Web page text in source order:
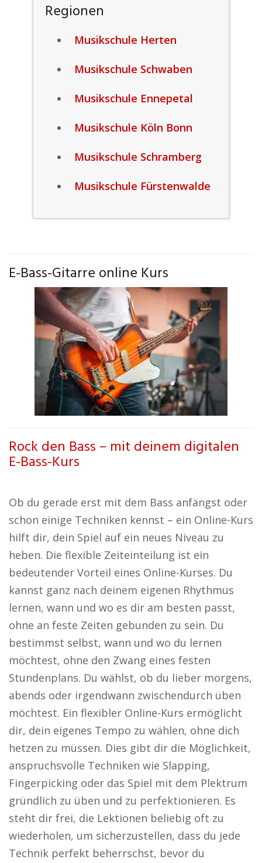
Regionen
Musikschule Herten
Musikschule Schwaben
Musikschule Ennepetal
Musikschule Köln Bonn
Musikschule Schramberg
Musikschule Fürstenwalde
E-Bass-Gitarre online Kurs
Rock den Bass – mit deinem digitalen
E-Bass-Kurs
Ob du gerade erst mit dem Bass anfängst oder
schon einige Techniken kennst – ein Online-Kurs
hilft dir, dein Spiel auf ein neues Niveau zu
heben. Die flexible Zeiteinteilung ist ein
bedeutender Vorteil eines Online-Kurses. Du
kannst ganz nach deinem eigenen Rhythmus
lernen, wann und wo es dir am besten passt,
ohne an feste Zeiten gebunden zu sein. Du
bestimmst selbst, wann und wo du lernen
möchtest, ohne den Zwang eines festen
Stundenplans. Du wählst, ob du lieber morgens,
abends oder irgendwann zwischendurch üben
möchtest. Ein flexibler Online-Kurs ermöglicht
dir, dein eigenes Tempo zu wählen, ohne dich
hetzen zu müssen. Dies gibt dir die Möglichkeit,
anspruchsvolle Techniken wie Slapping,
Fingerpicking oder das Spiel mit dem Plektrum
gründlich zu üben und zu perfektionieren. Es
steht dir frei, die Lektionen beliebig oft zu
wiederholen, um sicherzustellen, dass du jede
Technik perfekt beherrschst, bevor du